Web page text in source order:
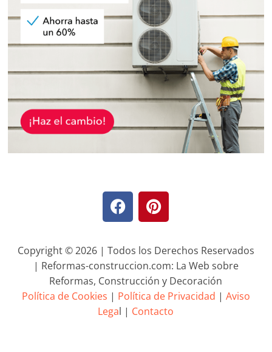
Copyright © 2026 | Todos los Derechos Reservados
| Reformas-construccion.com: La Web sobre
Reformas, Construcción y Decoración
Política de Cookies | Política de Privacidad | Aviso
Legal | Contacto